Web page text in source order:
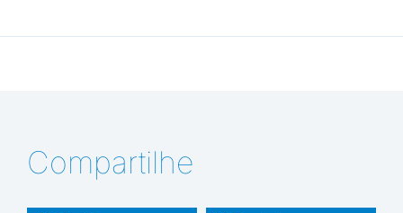
Compartilhe